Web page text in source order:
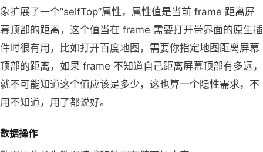
象扩展了一个”selfTop”属性，属性值是当前 frame 距离屏
幕顶部的距离，这个值当在 frame 需要打开带界面的原生插
件时很有用，比如打开百度地图，需要你指定地图距离屏幕
顶部的距离，如果 frame 不知道自己距离屏幕顶部有多远，
就不可能知道这个值应该是多少，这也算一个隐性需求，不
用不知道，用了都说好。
数据操作